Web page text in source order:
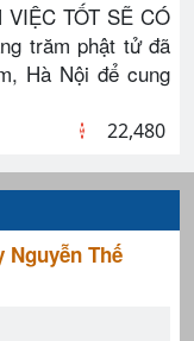
VIỆC TỐT SẼ CÓ
trăm phật tử đã
Hà Nội để cung
22,480
Nguyễn Thế